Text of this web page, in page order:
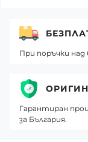
При поръчки над
Гарантиран
за България.